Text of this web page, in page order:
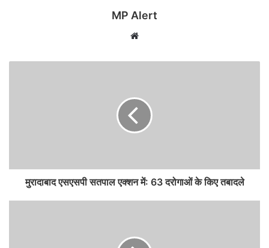
MP Alert
Website
मुरादाबाद एसएसपी सतपाल एक्शन में: 63 दरोगाओं के किए तबादले